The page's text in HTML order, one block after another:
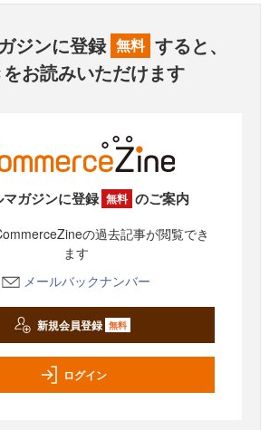
ジンに登録 無料 すると、
お読みいただけます
マガジンに登録 無料 のご案内
の過去記事が閲覧でき
ます
メールバックナンバー
新規会員登録 無料
ログイン